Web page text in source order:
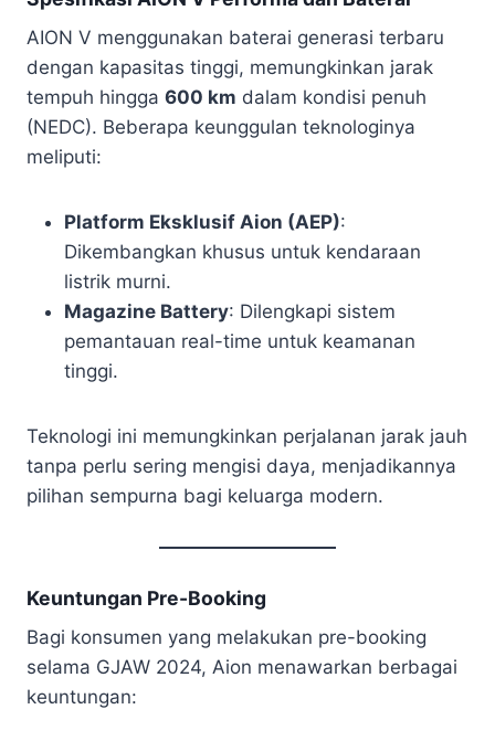
AION V menggunakan baterai generasi terbaru
dengan kapasitas tinggi, memungkinkan jarak
tempuh hingga 600 km dalam kondisi penuh
(NEDC). Beberapa keunggulan teknologinya
meliputi:
Platform Eksklusif Aion (AEP):
Dikembangkan khusus untuk kendaraan
listrik murni.
Magazine Battery: Dilengkapi sistem
pemantauan real-time untuk keamanan
tinggi.
Teknologi ini memungkinkan perjalanan jarak jauh
tanpa perlu sering mengisi daya, menjadikannya
pilihan sempurna bagi keluarga modern.
Keuntungan Pre-Booking
Bagi konsumen yang melakukan pre-booking
selama GJAW 2024, Aion menawarkan berbagai
keuntungan: